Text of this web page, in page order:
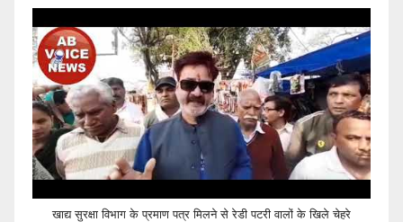
खाद्य सुरक्षा विभाग के प्रमाण पत्र मिलने से रेडी पटरी वालों के खिले चेहरे